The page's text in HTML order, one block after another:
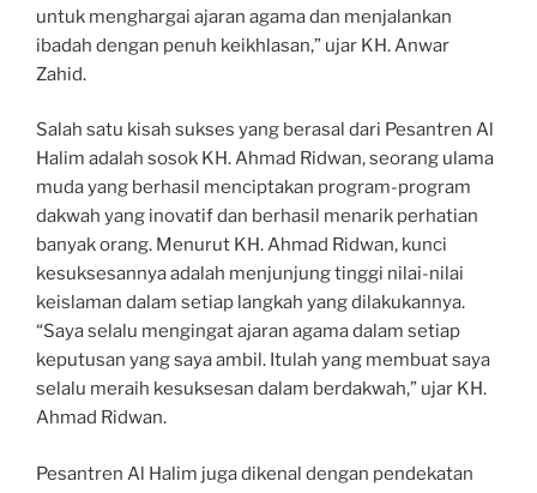
untuk menghargai ajaran agama dan menjalankan
ibadah dengan penuh keikhlasan,” ujar KH. Anwar
Zahid.
Salah satu kisah sukses yang berasal dari Pesantren Al
Halim adalah sosok KH. Ahmad Ridwan, seorang ulama
muda yang berhasil menciptakan program-program
dakwah yang inovatif dan berhasil menarik perhatian
banyak orang. Menurut KH. Ahmad Ridwan, kunci
kesuksesannya adalah menjunjung tinggi nilai-nilai
keislaman dalam setiap langkah yang dilakukannya.
“Saya selalu mengingat ajaran agama dalam setiap
keputusan yang saya ambil. Itulah yang membuat saya
selalu meraih kesuksesan dalam berdakwah,” ujar KH.
Ahmad Ridwan.
Pesantren Al Halim juga dikenal dengan pendekatan